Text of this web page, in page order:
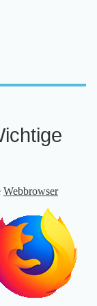
Webbrowser